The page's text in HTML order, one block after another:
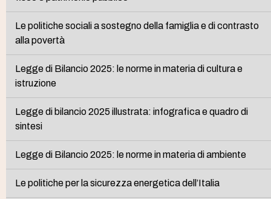
Le politiche sociali a sostegno della famiglia e di contrasto
alla povertà
Legge di Bilancio 2025: le norme in materia di cultura e
istruzione
Legge di bilancio 2025 illustrata: infografica e quadro di
sintesi
Legge di Bilancio 2025: le norme in materia di ambiente
Le politiche per la sicurezza energetica dell’Italia